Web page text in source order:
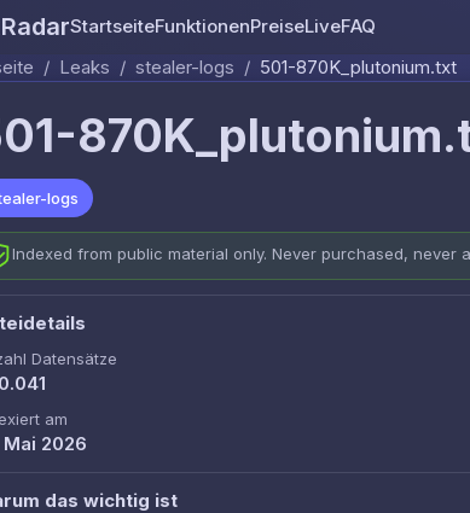
StartseiteFunktionenPreiseLiveFAQ
/ Leaks / stealer-logs / 501-870K_plutonium.txt
logs
Indexed from public material only. Never purchased,
Datensätze
am
Mai 2026
das wichtig ist